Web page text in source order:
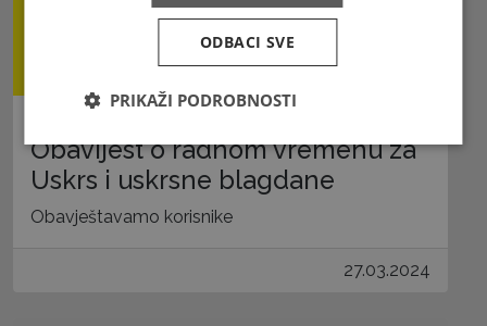
Obavijest o radnom vremenu za
Uskrs i uskrsne blagdane
Obavještavamo korisnike
27.03.2024
ODBACI SVE
PRIKAŽI PODROBNOSTI